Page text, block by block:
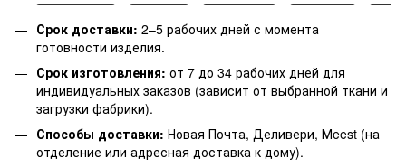
Срок доставки: 2–5 рабочих дней с момента
готовности изделия.
Срок изготовления: от 7 до 34 рабочих дней для
индивидуальных заказов (зависит от выбранной ткани и
загрузки фабрики).
Способы доставки: Новая Почта, Деливери, Мeest (на
отделение или адресная доставка к дому).